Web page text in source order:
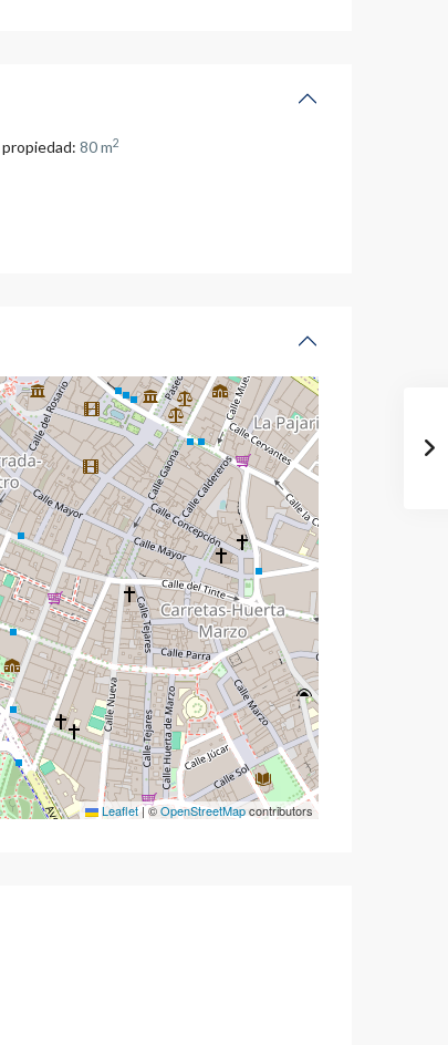
propiedad: 80 m2
Leaflet|©OpenStreetMapcontributors